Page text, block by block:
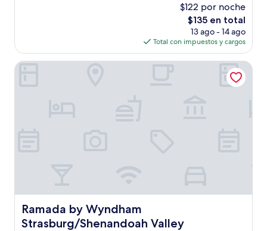
$122 por noche
El
precio
actual
es
de
$135 en total
13 ago - 14 ago
Total con impuestos y cargos
Ramada by Wyndham
Strasburg/Shenandoah Valley
Ramada by Wyndham Strasburg/Shenandoah Valley
Ramada by Wyndham Strasburg/Shenandoah Valley